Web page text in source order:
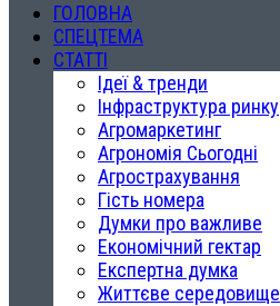
ГОЛОВНА
СПЕЦТЕМА
СТАТТІ
Ідеї & тренди
Інфраструктура ринку
Агромаркетинг
Агрономія Сьогодні
Агрострахування
Гість номера
Думки про важливе
Економічний гектар
Експертна думка
Життєве середовище